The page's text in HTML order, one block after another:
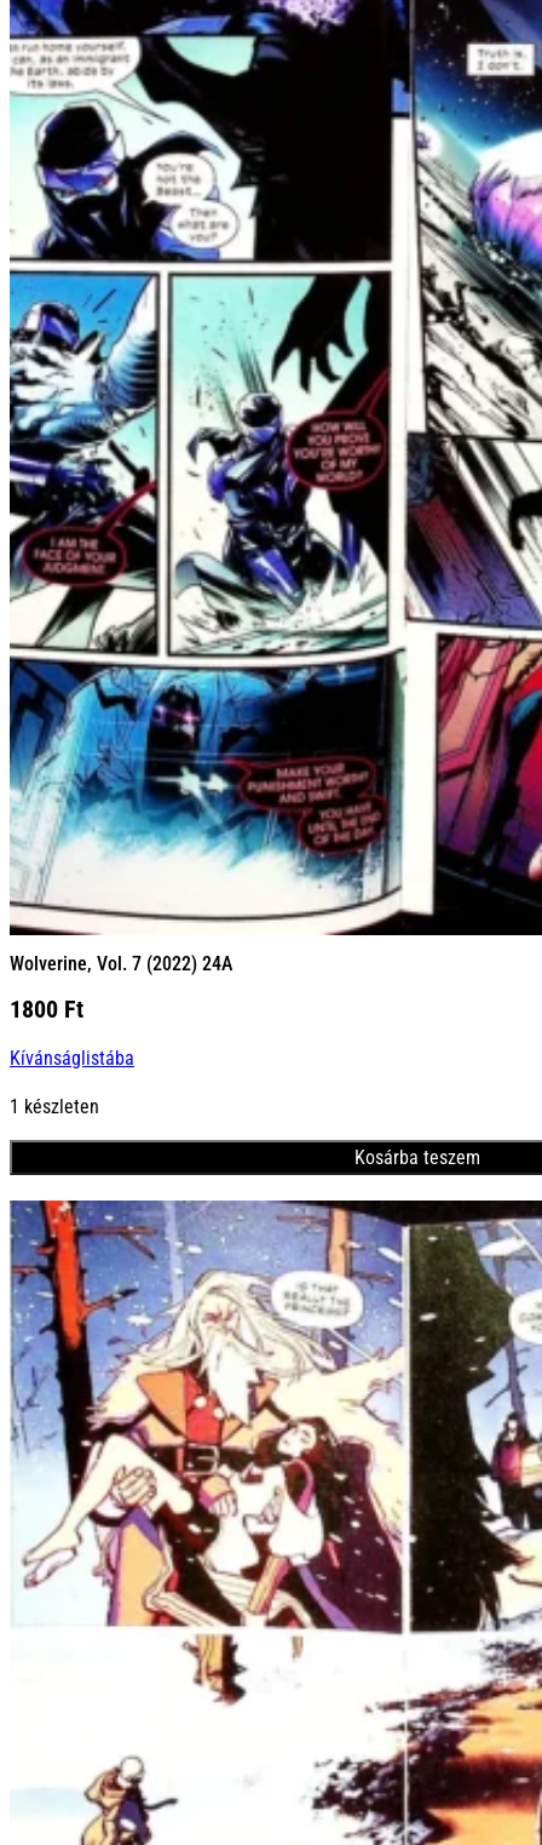
Wolverine, Vol. 7 (2022) 24A
1800 Ft
Kívánságlistába
1 készleten
Kosárba teszem